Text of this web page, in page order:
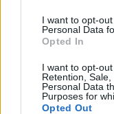
I want to opt-
Personal Data
Opted In
I want to opt-
Retention,
Personal Data
Purposes for
Opted Out
chokladdryckerna,
och älskar att